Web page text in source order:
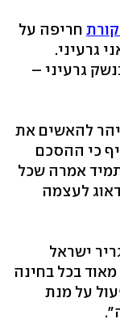
חריפה על
גרעיני.
גרעיני –
להאשים את
כי ההסכם
תמיד אמרה שכל
לעצמה
ישראל
בכל בחינה
על מנת